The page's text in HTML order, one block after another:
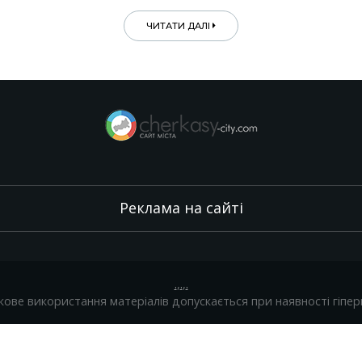
ЧИТАТИ ДАЛІ
Реклама на сайті
.,.,.
використання матеріалів допускається при наявності